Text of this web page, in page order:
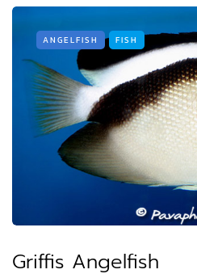
ANGELFISH FISH
Griffis Angelfish